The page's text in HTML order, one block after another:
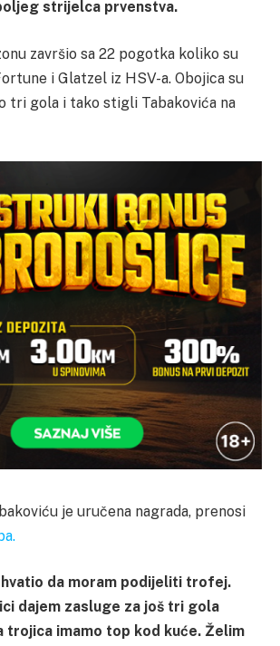
strijelca prvenstva.
završio sa 22 pogotka koliko su
i Glatzel iz HSV-a. Obojica su
tri gola i tako stigli Tabakovića na
je uručena nagrada, prenosi
da moram podijeliti trofej.
dajem zasluge za još tri gola
trojica imamo top kod kuće. Želim